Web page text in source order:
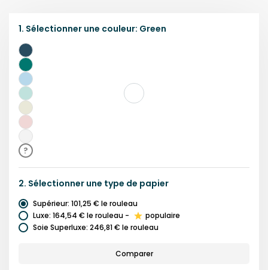
1. Sélectionner une couleur: Green
Bleu
Marine
Bleu
Sarcelle
Bleu
Clair
Vert
Beige
Rose
Gris
?
2. Sélectionner une type de papier
Supérieur: 101,25 € le rouleau
Luxe: 164,54 € le rouleau -
populaire
Soie Superluxe: 246,81 € le rouleau
Comparer